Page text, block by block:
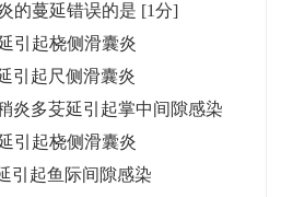
的蔓延错误的是 [1分]
引起桡侧滑囊炎
引起尺侧滑囊炎
炎多芟延引起掌中间隙感染
引起桡侧滑囊炎
引起鱼际间隙感染